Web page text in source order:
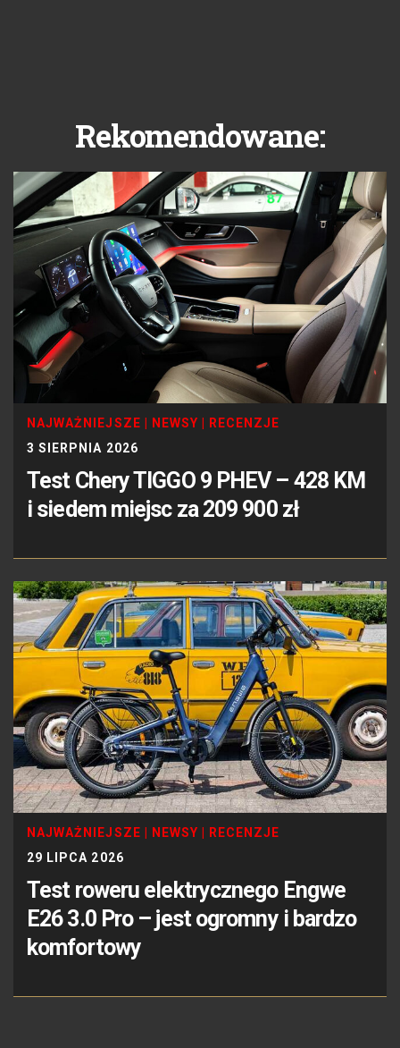
Rekomendowane:
NAJWAŻNIEJSZE NEWSY
RECENZJE
3 SIERPNIA 2026
Test Chery TIGGO 9 PHEV – 428 KM
i siedem miejsc za 209 900 zł
NAJWAŻNIEJSZE NEWSY
RECENZJE
29 LIPCA 2026
Test roweru elektrycznego Engwe
E26 3.0 Pro – jest ogromny i bardzo
komfortowy